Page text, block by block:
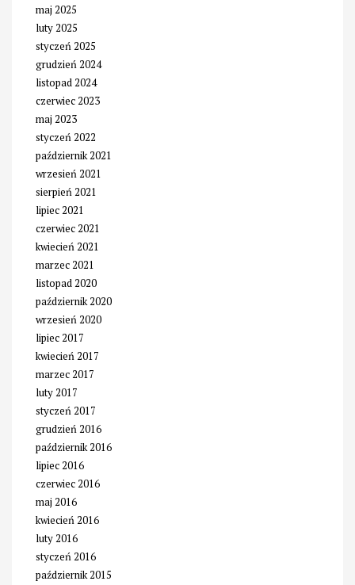
maj 2025
luty 2025
styczeń 2025
grudzień 2024
listopad 2024
czerwiec 2023
maj 2023
styczeń 2022
październik 2021
wrzesień 2021
sierpień 2021
lipiec 2021
czerwiec 2021
kwiecień 2021
marzec 2021
listopad 2020
październik 2020
wrzesień 2020
lipiec 2017
kwiecień 2017
marzec 2017
luty 2017
styczeń 2017
grudzień 2016
październik 2016
lipiec 2016
czerwiec 2016
maj 2016
kwiecień 2016
luty 2016
styczeń 2016
październik 2015